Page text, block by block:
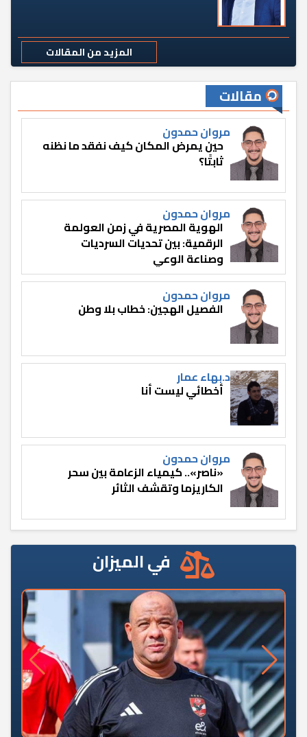
المزيد من المقالات
مقالات
مروان حمدون
حين يمرض المكان كيف نفقد ما نظنه
ثابتًا؟
مروان حمدون
الهوية المصرية في زمن العولمة
الرقمية: بين تحديات السرديات
وصناعة الوعي
مروان حمدون
الفصيل الهجين: خطاب بلا وطن
د.بهاء عمار
أخطائي ليست أنا
مروان حمدون
«ناصر».. كيمياء الزعامة بين سحر
الكاريزما وتقشف الثائر
في الميزان